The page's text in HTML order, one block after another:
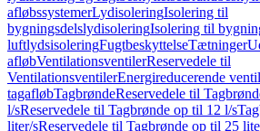
afløbssystemerLydisoleringIsolering til
bygningsdelslydisoleringIsolering til
luftlydsisoleringFugtbeskyttelseTætninger
afløbVentilationsventilerReservedele til
VentilationsventilerEnergireducerende
tagafløbTagbrøndeReservedele til
l/sReservedele til Tagbrønde op til 12 l/s
liter/sReservedele til Tagbrønde op til 25